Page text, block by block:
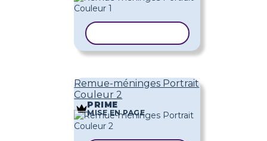
Remue-méninges Portrait
Couleur 2
PRIME
MISE EN PAGE